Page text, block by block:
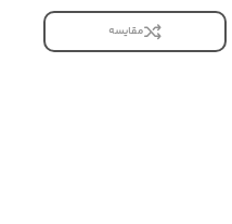
مقایسه